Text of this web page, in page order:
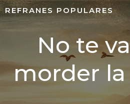
REFRANES POPULARES
No te
morder